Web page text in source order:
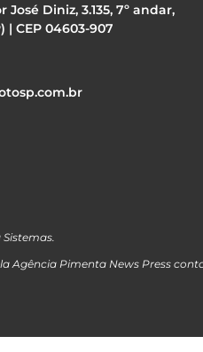
Diniz, 3.135, 7º andar,
| CEP 04603-907
Sistemas
Agência Pimenta News Press